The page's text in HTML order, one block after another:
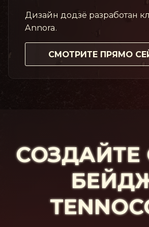
Дизайн додзё разработан
Annora.
СМОТРИТЕ ПРЯМО
СВОЙ